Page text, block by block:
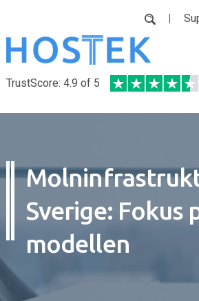
TrustScore: 4.9 of 5
Sverige: Fokus
modellen